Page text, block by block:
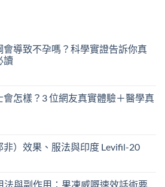
會導致不孕嗎？科學實證告訴你真
讀
會怎樣？3 位網友真實體驗＋醫學真
非）效果、服法與印度 Levifil-20
法與副作用：果凍威嘅速效話術要